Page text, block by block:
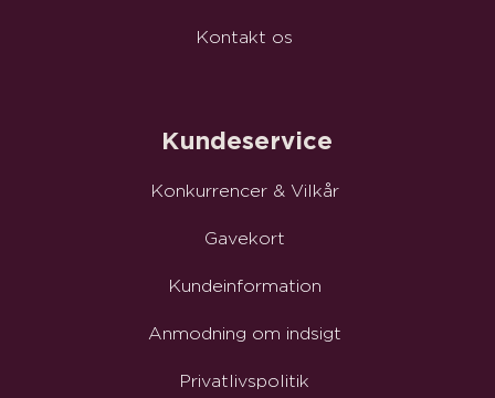
Kontakt os
Kundeservice
Konkurrencer & Vilkår
Gavekort
Kundeinformation
Anmodning om indsigt
Privatlivspolitik